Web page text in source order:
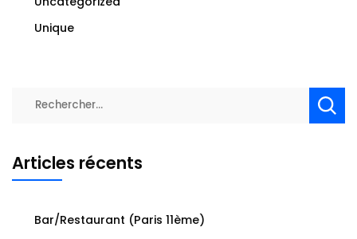
Unique
Rechercher :
Articles récents
Bar/Restaurant (Paris 11ème)